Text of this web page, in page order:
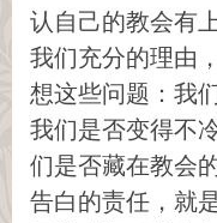
认自己的教会有
我们充分的理由
想这些问题：我
我们是否变得不
们是否藏在教会
告白的责任，就